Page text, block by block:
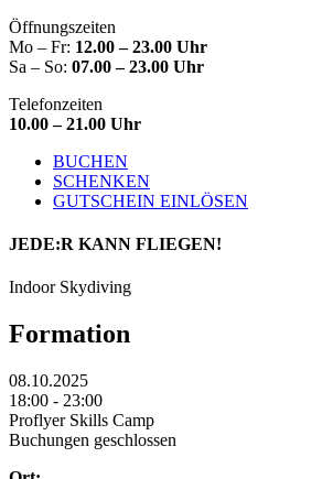
Öffnungszeiten
Mo – Fr: 12.00 – 23.00 Uhr
Sa – So: 07.00 – 23.00 Uhr
Telefonzeiten
10.00 – 21.00 Uhr
BUCHEN
SCHENKEN
GUTSCHEIN EINLÖSEN
JEDE:R KANN FLIEGEN!
Indoor Skydiving
Formation
08.10.2025
18:00 - 23:00
Proflyer Skills Camp
Buchungen geschlossen